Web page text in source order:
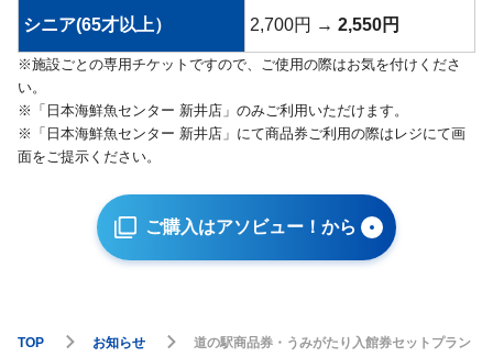
シニア(65才以上） 2,700円 → 2,550円
※施設ごとの専用チケットですので、ご使用の際はお気を付けくださ
い。
※「日本海鮮魚センター 新井店」のみご利用いただけます。
※「日本海鮮魚センター 新井店」にて商品券ご利用の際はレジにて画
面をご提示ください。
ご購入はアソビュー！から
TOP お知らせ 道の駅商品券・うみがたり入館券セットプラン